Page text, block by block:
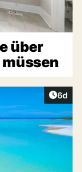
über
müssen
6d